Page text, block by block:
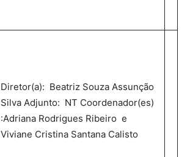
Diretor(a): Beatriz Souza Assunção
Silva Adjunto: NT Coordenador(es)
:Adriana Rodrigues Ribeiro e
Viviane Cristina Santana Calisto